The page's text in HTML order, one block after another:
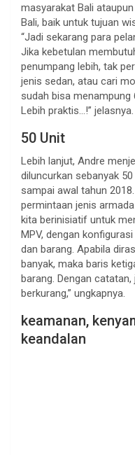
masyarakat Bali
Bali, baik untuk tujuan
“Jadi sekarang para
Jika kebetulan
penumpang lebih, tak
jenis sedan, atau cari
sudah bisa menampung
Lebih praktis…!” jelasnya.
50 Unit
Lebih lanjut, Andre
diluncurkan sebanyak
sampai awal tahun
permintaan jenis
kita berinisiatif untuk
MPV, dengan
dan barang. Apabila
banyak, maka baris
barang. Dengan
berkurang,” ungkapnya.
keamanan,
keandalan